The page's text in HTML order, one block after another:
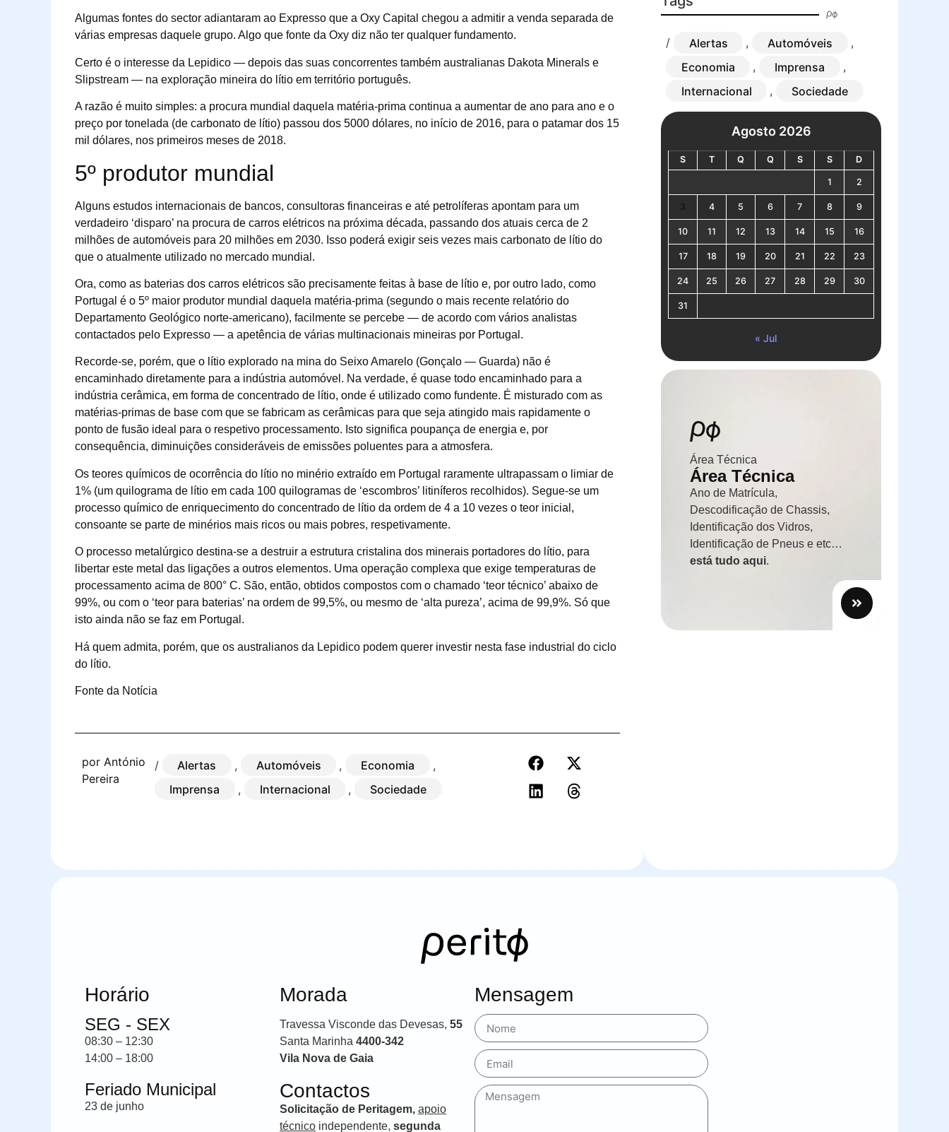
Algumas fontes do sector adiantaram ao Expresso que a Oxy Capital chegou a admitir a venda separada de
várias empresas daquele grupo. Algo que fonte da Oxy diz não ter qualquer fundamento.
Certo é o interesse da Lepidico — depois das suas concorrentes também australianas Dakota Minerals e
Slipstream — na exploração mineira do lítio em território português.
A razão é muito simples: a procura mundial daquela matéria-prima continua a aumentar de ano para ano e o
preço por tonelada (de carbonato de lítio) passou dos 5000 dólares, no início de 2016, para o patamar dos 15
mil dólares, nos primeiros meses de 2018.
5º produtor mundial
Alguns estudos internacionais de bancos, consultoras financeiras e até petrolíferas apontam para um
verdadeiro ‘disparo’ na procura de carros elétricos na próxima década, passando dos atuais cerca de 2
milhões de automóveis para 20 milhões em 2030. Isso poderá exigir seis vezes mais carbonato de lítio do
que o atualmente utilizado no mercado mundial.
Ora, como as baterias dos carros elétricos são precisamente feitas à base de lítio e, por outro lado, como
Portugal é o 5º maior produtor mundial daquela matéria-prima (segundo o mais recente relatório do
Departamento Geológico norte-americano), facilmente se percebe — de acordo com vários analistas
contactados pelo Expresso — a apetência de várias multinacionais mineiras por Portugal.
Recorde-se, porém, que o lítio explorado na mina do Seixo Amarelo (Gonçalo — Guarda) não é
encaminhado diretamente para a indústria automóvel. Na verdade, é quase todo encaminhado para a
indústria cerâmica, em forma de concentrado de lítio, onde é utilizado como fundente. É misturado com as
matérias-primas de base com que se fabricam as cerâmicas para que seja atingido mais rapidamente o
ponto de fusão ideal para o respetivo processamento. Isto significa poupança de energia e, por
consequência, diminuições consideráveis de emissões poluentes para a atmosfera.
Os teores químicos de ocorrência do lítio no minério extraído em Portugal raramente ultrapassam o limiar de
1% (um quilograma de lítio em cada 100 quilogramas de ‘escombros’ litiníferos recolhidos). Segue-se um
processo químico de enriquecimento do concentrado de lítio da ordem de 4 a 10 vezes o teor inicial,
consoante se parte de minérios mais ricos ou mais pobres, respetivamente.
O processo metalúrgico destina-se a destruir a estrutura cristalina dos minerais portadores do lítio, para
libertar este metal das ligações a outros elementos. Uma operação complexa que exige temperaturas de
processamento acima de 800° C. São, então, obtidos compostos com o chamado ‘teor técnico’ abaixo de
99%, ou com o ‘teor para baterias’ na ordem de 99,5%, ou mesmo de ‘alta pureza’, acima de 99,9%. Só que
isto ainda não se faz em Portugal.
Há quem admita, porém, que os australianos da Lepidico podem querer investir nesta fase industrial do ciclo
do lítio.
Fonte da Notícia
porAntónio
Pereira
/ Alertas , Automóveis , Economia
,
Imprensa
, Internacional , Sociedade
/ Alertas , Automóveis
,
Economia
, Imprensa
,
Internacional
, Sociedade
Agosto 2026
S T Q Q S S D
1 2
3 4 5 6 7 8 9
10 11 12 13 14 15 16
17 18 19 20 21 22 23
24 25 26 27 28 29 30
31
« Jul
Área Técnica
Área Técnica
Ano de Matrícula,
Descodificação de Chassis,
Identificação dos Vidros,
Identificação de Pneus e etc…
está tudo aqui.
Horário
SEG - SEX
08:30 – 12:30
14:00 – 18:00
Feriado Municipal
23 de junho
Morada
Travessa Visconde das Devesas, 55
Santa Marinha 4400-342
Vila Nova de Gaia
Contactos
Solicitação de Peritagem, apoio
técnico independente, segunda
Mensagem